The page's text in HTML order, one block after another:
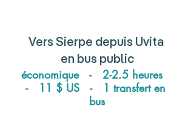
Vers Sierpe depuis Uvita
en bus public
économique   -   2-2.5 heures
-   11 $ US   -   1 transfert en
bus